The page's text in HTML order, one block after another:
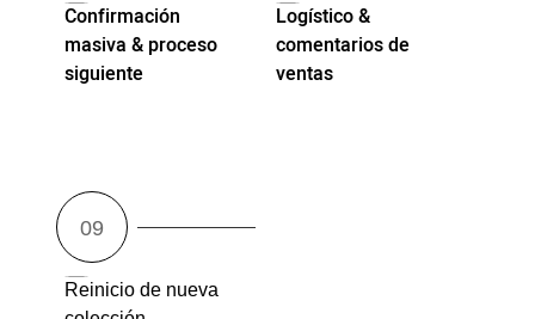
Confirmación
masiva & proceso
siguiente
Logístico &
comentarios de
ventas
Reinicio de nueva